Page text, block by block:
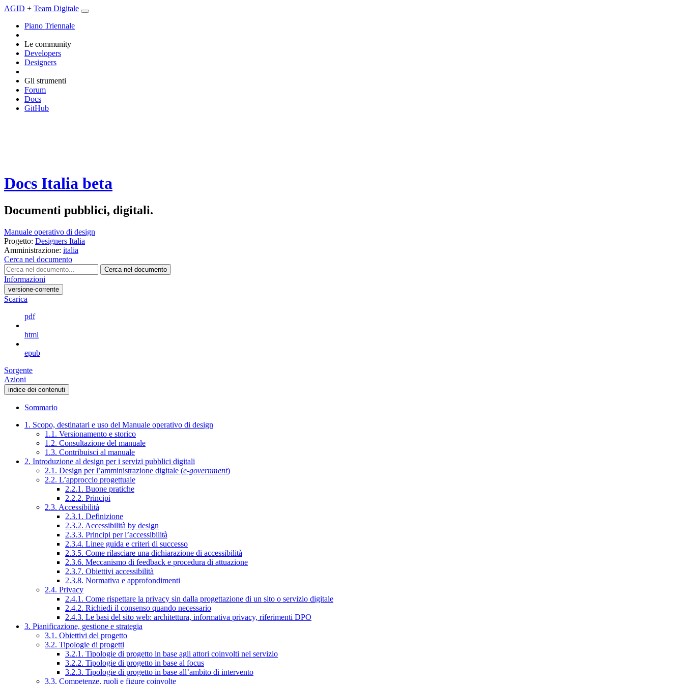
AGID + Team Digitale
Piano Triennale
Le community
Developers
Designers
Gli strumenti
Forum
Docs
GitHub
Docs Italia beta
Documenti pubblici, digitali.
Manuale operativo di design
Progetto: Designers Italia
Amministrazione: italia
Cerca nel documento
Cerca nel documento
Informazioni
versione-corrente
Scarica
pdf
html
epub
Sorgente
Azioni
indice dei contenuti
Sommario
1. Scopo, destinatari e uso del Manuale operativo di design
1.1. Versionamento e storico
1.2. Consultazione del manuale
1.3. Contribuisci al manuale
2. Introduzione al design per i servizi pubblici digitali
2.1. Design per l’amministrazione digitale (e-government)
2.2. L’approccio progettuale
2.2.1. Buone pratiche
2.2.2. Principi
2.3. Accessibilità
2.3.1. Definizione
2.3.2. Accessibilità by design
2.3.3. Principi per l’accessibilità
2.3.4. Linee guida e criteri di successo
2.3.5. Come rilasciare una dichiarazione di accessibilità
2.3.6. Meccanismo di feedback e procedura di attuazione
2.3.7. Obiettivi accessibilità
2.3.8. Normativa e approfondimenti
2.4. Privacy
2.4.1. Come rispettare la privacy sin dalla progettazione di un sito o servizio digitale
2.4.2. Richiedi il consenso quando necessario
2.4.3. Le basi del sito web: architettura, informativa privacy, riferimenti DPO
3. Pianificazione, gestione e strategia
3.1. Obiettivi del progetto
3.2. Tipologie di progetti
3.2.1. Tipologie di progetto in base agli attori coinvolti nel servizio
3.2.2. Tipologie di progetto in base al focus
3.2.3. Tipologie di progetto in base all’ambito di intervento
3.3. Competenze, ruoli e figure coinvolte